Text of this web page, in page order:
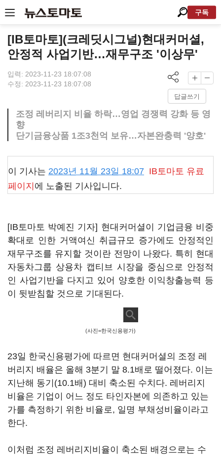
구독
[IB토마토](크레딧시그널)현대커머셜,
안정적 사업기반…재무구조 '이상무'
입력: 2023-11-23 18:07:08
수정: 2023-11-23 18:07:08
답글쓰기
조정 레버리지 비율 하락…영업 경쟁력 강화 등 영
향
단기금융상품 1조3천억 보유…자본완충력 '양호'
이 기사는 2023년 11월 23일 18:07 IB토마토 유료
페이지 에 노출된 기사입니다.
[IB토마토 박예진 기자] 현대커머셜이 기업금융 비중
확대로 인한 거액여신 취급규모 증가에도 안정적인
재무구조를 유지할 것이란 전망이 나왔다. 특히 현대
자동차그룹 상용차 캡티브 시장을 중심으로 안정적
인 사업기반을 다지고 있어 양호한 이익창출능력 등
이 뒷받침할 것으로 기대된다.
(사진=한국신용평가)
23일 한국신용평가에 따르면 현대커머셜의 조정 레
버리지 배율은 올해 3분기 말 8.1배로 떨어졌다. 이는
지난해 동기(10.1배) 대비 축소된 수치다. 레버리지
비율은 기업이 어느 정도 타인자본에 의존하고 있는
가를 측정하기 위한 비율로, 일명 부채성비율이라고
한다.
이처럼 조정 레버리지비율이 축소된 배경으로는 수